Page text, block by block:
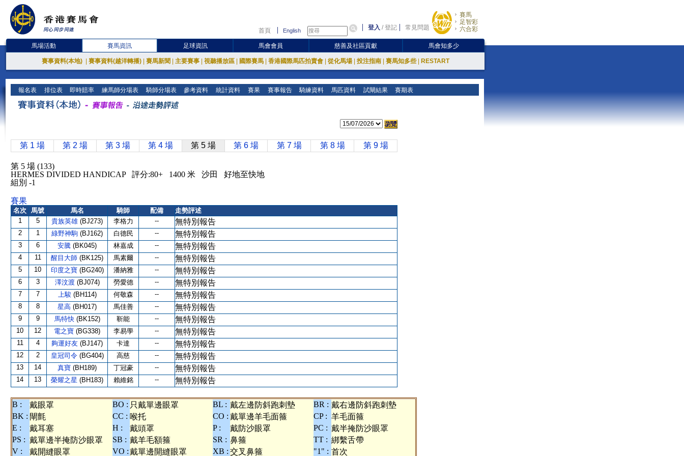
首頁 English 登入 /登記 常見問題
賽馬
足智彩
六合彩
馬場活動 賽馬資訊 足球資訊 馬會會員 慈善及社區貢獻 馬會知多少
賽事資料(本地) 賽事資料(越洋轉播) 賽馬新聞 主要賽事 視聽播放區 國際賽馬 香港國際馬匹拍賣會 從化馬場 投注指南 賽馬知多些 RESTART
報名表 排位表 即時賠率 練馬師分場表 騎師分場表 參考資料 統計資料 賽果 賽事報告 騎練資料 馬匹資料 試閘結果 賽期表
第 1 場 第 2 場 第 3 場 第 4 場 第 5 場 第 6 場 第 7 場 第 8 場 第 9 場
第 5 場 (133)
HERMES DIVIDED HANDICAP 評分:80+ 1400 米 沙田 好地至快地
組別 -1
賽果
名次 馬號 馬名 騎師 配備
走勢評述
1
5 貴族英雄 (BJ273) 李格力 -- 無特別報告
2 1 綠野神駒 (BJ162) 白德民 -- 無特別報告
3 6 安騰 (BK045) 林嘉成 -- 無特別報告
4 11 醒目大師 (BK125) 馬素爾 -- 無特別報告
5 10 印度之寶 (BG240) 潘納雅 -- 無特別報告
6 3 澤汶渡 (BJ074) 勞愛德 -- 無特別報告
7 7 上駿 (BH114) 何敬森 -- 無特別報告
8 8 星高 (BH017) 馬佳善 -- 無特別報告
9 9 馬特快 (BK152) 靳能 -- 無特別報告
10 12 電之寶 (BG338) 李易學 -- 無特別報告
11 4 夠運好友 (BJ147) 卡達 -- 無特別報告
12 2 皇冠司令 (BG404) 高慈 -- 無特別報告
13 14 真寶 (BH189) 丁冠豪 -- 無特別報告
14 13 榮耀之星 (BH183) 賴維銘 -- 無特別報告
B : 戴眼罩 BO : 只戴單邊眼罩 BL : 戴左邊防斜跑刺墊 BR : 戴右邊防斜跑刺墊
BK : 閘氈 CC : 喉托 CO : 戴單邊羊毛面箍 CP : 羊毛面箍
E :
戴耳塞 H : 戴頭罩 P : 戴防沙眼罩 PC : 戴半掩防沙眼罩
PS : 戴單邊半掩防沙眼罩 SB : 戴羊毛額箍 SR : 鼻箍 TT : 綁繫舌帶
V :
戴開縫眼罩 VO :戴單邊開縫眼罩 XB : 交叉鼻箍 "1" : 首次